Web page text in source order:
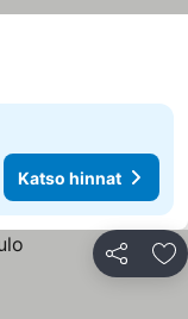
Katso hinnat
Jaa